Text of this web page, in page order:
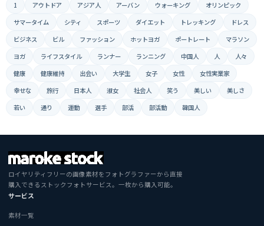
1 アウトドア アジア人 アーバン ウォーキング
オリンピック
サマータイム
シティ スポーツ ダイエット トレッキング
ドレス
ビジネス
ビル ファッション ホットヨガ ポートレート
マラソン
ヨガ
ライフスタイル ランナー ランニング 中国人 人
人々
健康
健康維持 出会い 大学生 女子 女性
女性実業家
幸せな
旅行 日本人 淑女 社会人 笑う 美しい
美しさ
若い
通り 運動 選手 部活 部活動 韓国人
ロイヤリティフリーの画像素材をフォトグラファーから直接
購入できるストックフォトサービス。一枚から購入可能。
サービス
素材一覧